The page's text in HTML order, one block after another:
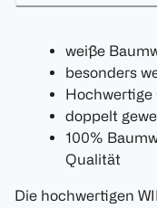
weiße
besonders
Hochwertige
doppelt
100%
Qualität
Die hochwertigen